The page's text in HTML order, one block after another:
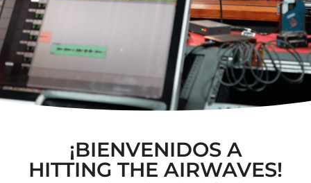
¡BIENVENIDOS A
HITTING THE AIRWAVES!